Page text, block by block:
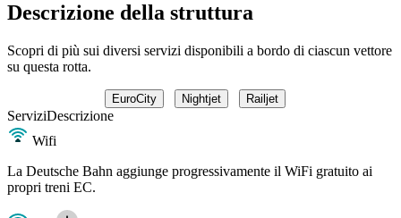
Descrizione della struttura
Scopri di più sui diversi servizi disponibili a bordo di ciascun vettore
su questa rotta.
EuroCity Nightjet Railjet
ServiziDescrizione
Wifi
La Deutsche Bahn aggiunge progressivamente il WiFi gratuito ai
propri treni EC.